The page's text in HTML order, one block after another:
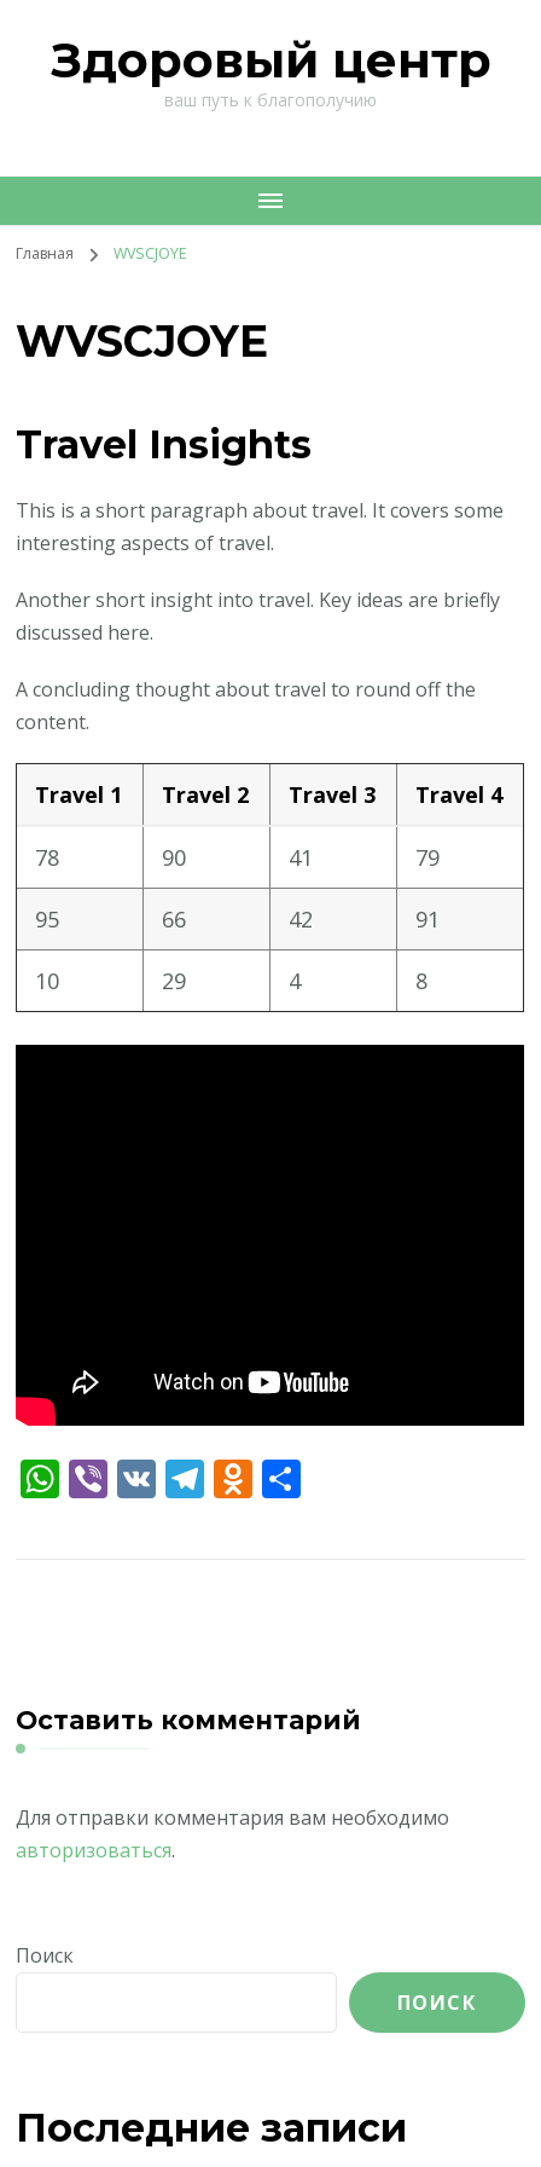
Здоровый центр
ваш путь к благополучию
Главная WVSCJOYE
WVSCJOYE
Travel Insights
This is a short paragraph about travel. It covers some
interesting aspects of travel.
Another short insight into travel. Key ideas are briefly
discussed here.
A concluding thought about travel to round off the
content.
Travel 1 Travel 2 Travel 3 Travel 4
78 90 41 79
95 66 42 91
10 29 4 8
WhatsApp
Viber
VKTelegram
Odnoklassniki
Оставить комментарий
Для отправки комментария вам необходимо
авторизоваться.
Поиск
ПОИСК
Последние записи